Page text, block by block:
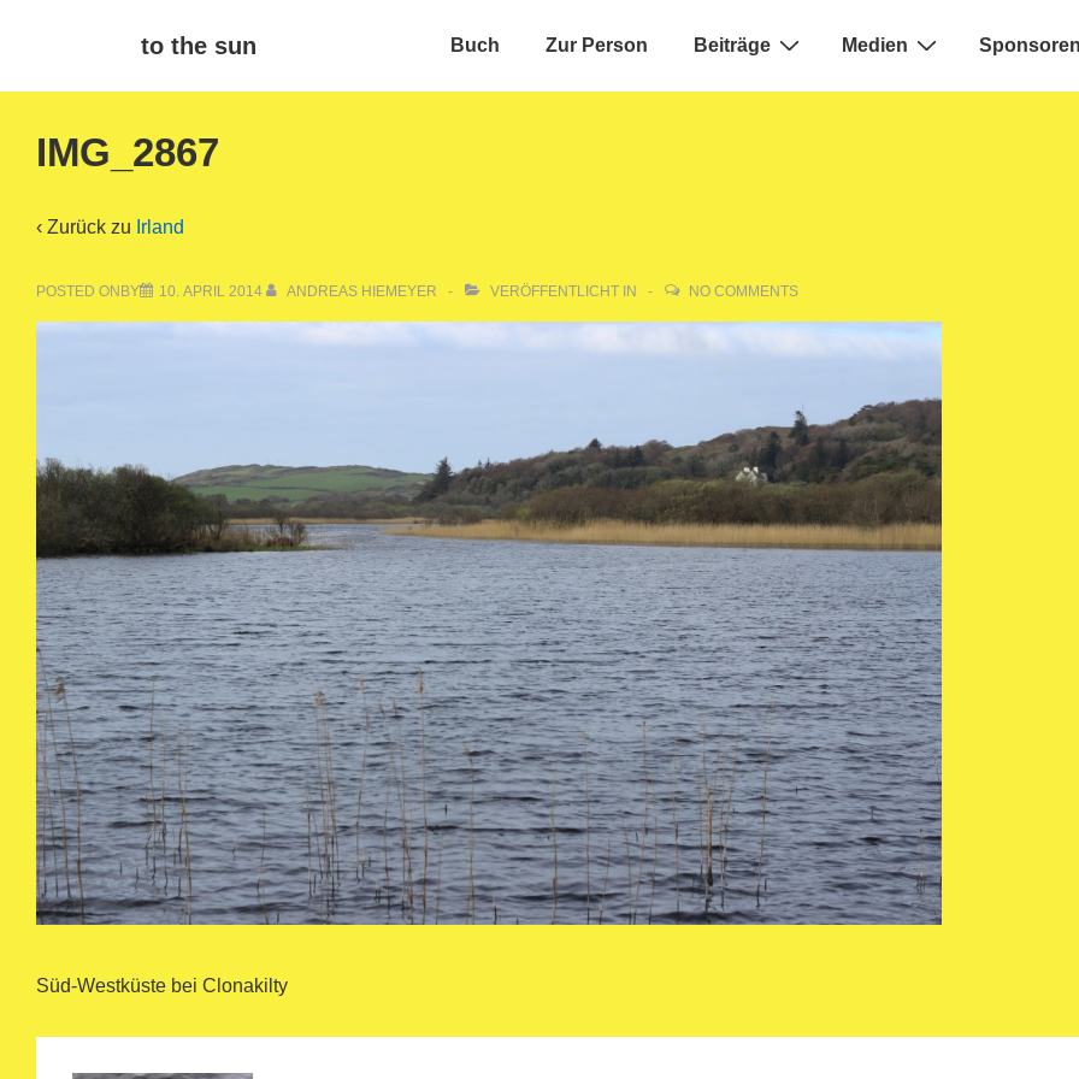
to the sun
Main
Buch Zur Person Beiträge Medien
IMG_2867
‹ Zurück zu Irland
POSTED ONBY 10. APRIL 2014 ANDREAS HIEMEYER VERÖFFENTLICHT IN NO COMMENTS
Süd-Westküste bei Clonakilty